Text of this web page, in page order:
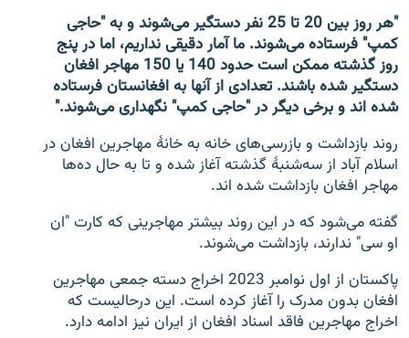
"هر روز بین 20 تا 25 نفر دستگیر می‌شوند و به "حاجی
کمپ" فرستاده می‌شوند. ما آمار دقیقی نداریم، اما در پنج
روز گذشته ممکن است حدود 140 یا 150 مهاجر افغان
دستگیر شده باشند. تعدادی از آنها به افغانستان فرستاده
شده اند و برخی دیگر در "حاجی کمپ" نگهداری می‌شوند."
روند بازداشت و بازرسی‌های خانه به خانۀ مهاجرین افغان در
اسلام آباد از سه‌شنبۀ گذشته آغاز شده و تا به حال ده‌ها
مهاجر افغان بازداشت شده اند.
گفته می‌شود که در این روند بیشتر مهاجرینی که کارت "ان
او سی" ندارند، بازداشت می‌شوند.
پاکستان از اول نوامبر 2023 اخراج دسته جمعی مهاجرین
افغان بدون مدرک را آغاز کرده است. این درحالیست که
اخراج مهاجرین فاقد اسناد افغان از ایران نیز ادامه دارد.